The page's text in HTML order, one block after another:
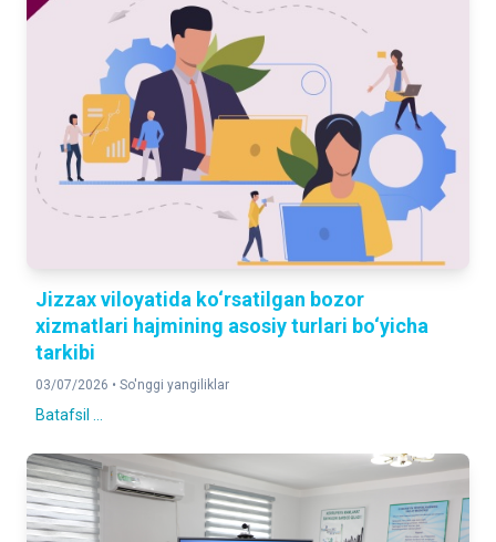
Jizzax viloyatida ko‘rsatilgan bozor
xizmatlari hajmining asosiy turlari bo‘yicha
tarkibi
03/07/2026 • So'nggi yangiliklar
Batafsil ...